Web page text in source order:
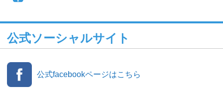
公式ソーシャルサイト
公式facebookページはこちら